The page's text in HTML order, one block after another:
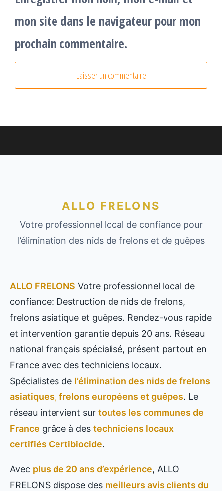
mon site dans le navigateur pour mon
prochain commentaire.
ALLO FRELONS
Votre professionnel local de confiance pour
l’élimination des nids de frelons et de guêpes
ALLO FRELONS Votre professionnel local de
confiance: Destruction de nids de frelons,
frelons asiatique et guêpes. Rendez-vous rapide
et intervention garantie depuis 20 ans. Réseau
national français spécialisé, présent partout en
France avec des techniciens locaux.
Spécialistes de l’élimination des nids de frelons
asiatiques, frelons européens et guêpes. Le
réseau intervient sur toutes les communes de
France grâce à des techniciens locaux
certifiés Certibiocide.
Avec plus de 20 ans d’expérience, ALLO
FRELONS dispose des meilleurs avis clients du